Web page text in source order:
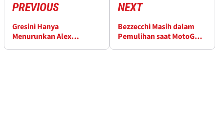
PREVIOUS
Gresini Hanya
Menurunkan Alex
NEXT
Bezzecchi Masih dalam
Pemulihan saat MotoGP